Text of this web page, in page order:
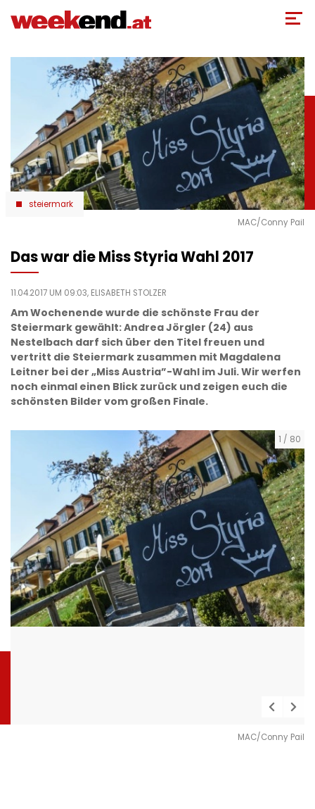
zum
steiermark
MAC/Conny Pail
Das war die Miss Styria Wahl 2017
11.04.2017 UM 09:03, ELISABETH STOLZER
Am Wochenende wurde die schönste Frau der
Steiermark gewählt: Andrea Jörgler (24) aus
Nestelbach darf sich über den Titel freuen und
vertritt die Steiermark zusammen mit Magdalena
Leitner bei der „Miss Austria”-Wahl im Juli. Wir werfen
noch einmal einen Blick zurück und zeigen euch die
schönsten Bilder vom großen Finale.
1 / 80
MAC/Conny Pail